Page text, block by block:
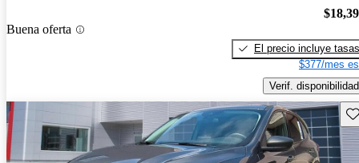
Buena oferta
El precio incluye tasas
$377/mes
Verif. disponibilidad